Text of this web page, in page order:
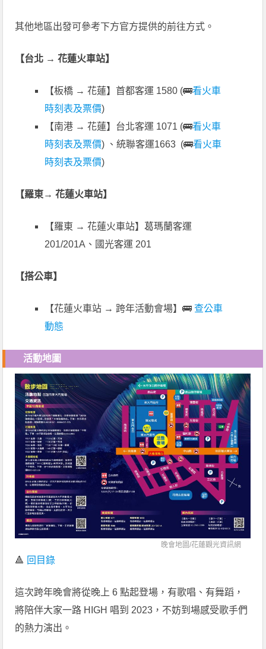
其他地區出發可參考下方官方提供的前往方式。
【台北 → 花蓮火車站】
【板橋 → 花蓮】首都客運 1580 (🚌看火車
時刻表及票價)
【南港 → 花蓮】台北客運 1071 (🚌看火車
時刻表及票價) 、統聯客運1663 (🚌看火車
時刻表及票價)
【羅東→ 花蓮火車站】
【羅東 → 花蓮火車站】葛瑪蘭客運
201/201A、國光客運 201
【搭公車】
【花蓮火車站 → 跨年活動會場】🚌 查公車
動態
活動地圖
晚會地圖/花蓮觀光資訊網
🔺 回目錄
這次跨年晚會將從晚上 6 點起登場，有歌唱、有舞蹈，
將陪伴大家一路 HIGH 唱到 2023，不妨到場感受歌手們
的熱力演出。